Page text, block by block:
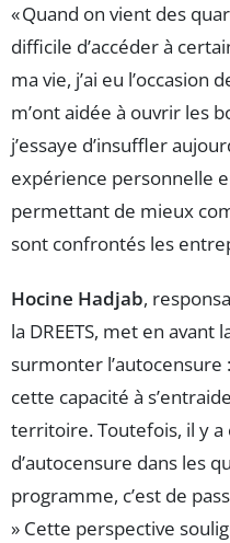
« Quand on vient des
difficile d’accéder à
ma vie, j’ai eu l’occasion
m’ont aidée à ouvrir les
j’essaye d’insuffler
expérience personnelle
permettant de mieux
sont confrontés les
Hocine Hadjab,
la DREETS, met en
surmonter
cette capacité à
territoire. Toutefois, il y
d’autocensure dans les
programme, c’est de
» Cette perspective